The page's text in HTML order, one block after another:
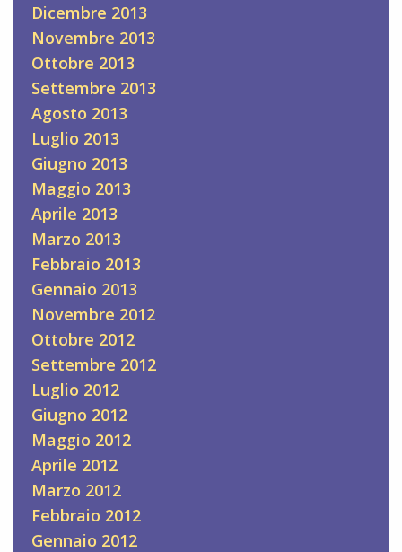
Dicembre 2013
Novembre 2013
Ottobre 2013
Settembre 2013
Agosto 2013
Luglio 2013
Giugno 2013
Maggio 2013
Aprile 2013
Marzo 2013
Febbraio 2013
Gennaio 2013
Novembre 2012
Ottobre 2012
Settembre 2012
Luglio 2012
Giugno 2012
Maggio 2012
Aprile 2012
Marzo 2012
Febbraio 2012
Gennaio 2012